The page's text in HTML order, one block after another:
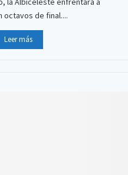
octavos de final....
Leer más